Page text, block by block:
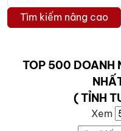
Tìm kiếm nâng cao
TOP 500 DOANH
( TỈNH
Xem